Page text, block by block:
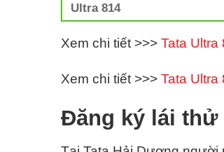
Ultra 814
Xem chi tiết >>> Tata Ultra
Xem chi tiết >>> Tata Ultra
Đăng ký lái thử